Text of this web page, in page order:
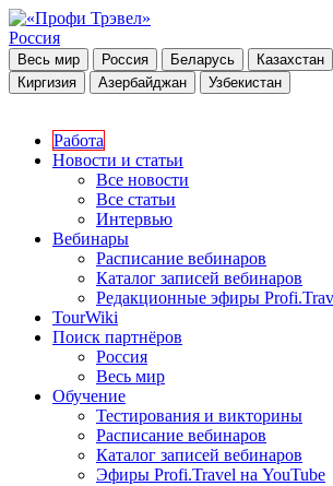
Россия
Весь мир Россия Беларусь Казахстан
Киргизия
Азербайджан Узбекистан
Работа
Новости и статьи
Все новости
Все статьи
Интервью
Вебинары
Расписание вебинаров
Каталог записей вебинаров
Редакционные эфиры
TourWiki
Поиск партнёров
Россия
Весь мир
Обучение
Тестирования и викторины
Расписание вебинаров
Каталог записей вебинаров
Эфиры Profi.Travel на YouTube